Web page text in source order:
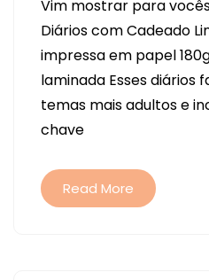
Vim mostrar para
Diários com Cadeado
impressa em papel
laminada Esses diários
temas mais adultos e
chave
Read More